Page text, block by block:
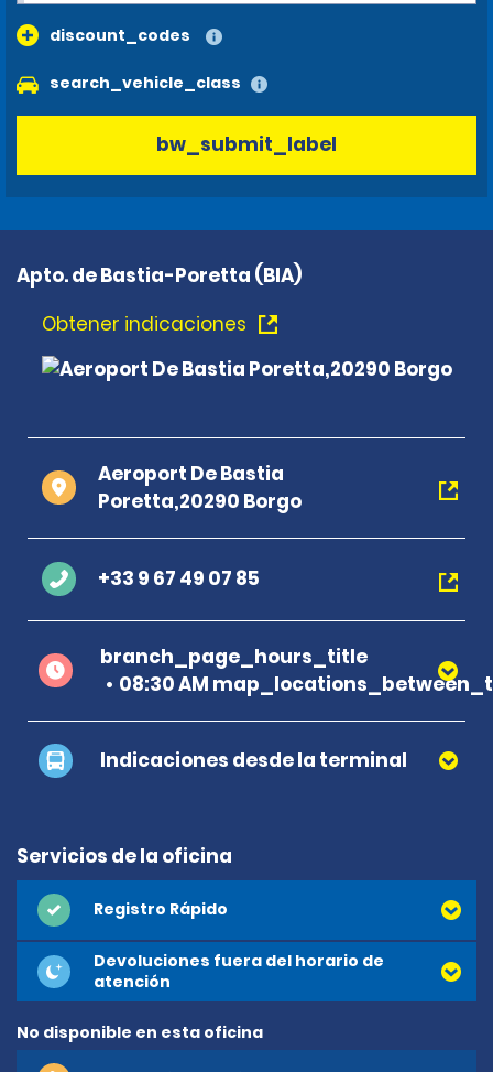
discount_codes
search_vehicle_class
bw_submit_label
Apto. de Bastia-Poretta (BIA)
Obtener indicaciones
Aeroport De Bastia
Poretta,20290 Borgo
+33 9 67 49 07 85
branch_page_hours_title
08:30 AM
Indicaciones desde la terminal
Servicios de la oficina
Registro Rápido
Devoluciones fuera del horario de
atención
No disponible en esta oficina